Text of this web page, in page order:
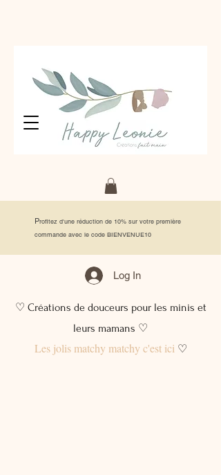
Profitez d'une réduction de 10% sur votre première
commande avec le code BIENVENUE10
Log In
♡ Créations de douceurs pour les minis et
leurs mamans ♡
Les jolis matchy matchy c'est ici♡